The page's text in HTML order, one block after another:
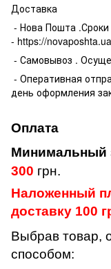
Доставка
- Нова Пошта .Сроки
- https://
- Самовывоз .
- Оперативная
день оформления
Оплата
Минимальный
300 грн.
Наложенный
доставку 100
Выбрав товар,
способом: